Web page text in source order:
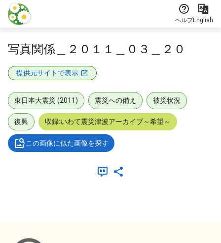
本文に飛ぶ
ヘルプEnglish
写真関係＿２０１１＿０３＿２０
提供元サイトで表示
東日本大震災 (2011) 震災への備え 被災状況
復興 収録:いわて震災津波アーカイブ～希望～
この画像に似た画像を探す